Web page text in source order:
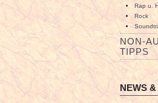
Rap u.
Rock
NON-
TIPPS
NEWS